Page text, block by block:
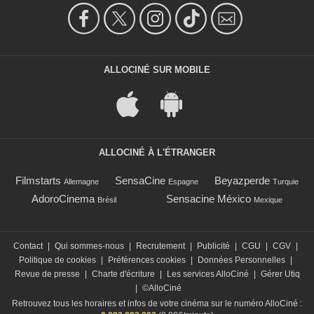
ALLOCINÉ SUR MOBILE
ALLOCINÉ À L'ÉTRANGER
Filmstarts Allemagne SensaCine Espagne Beyazperde Turquie
AdoroCinema Brésil Sensacine México Mexique
Contact Qui sommes-nous Recrutement Publicité CGU CGV
Politique de cookies
Préférences cookies Données Personnelles
Revue de presse
Charte d'écriture Les services AlloCiné
Gérer Utiq
©AlloCiné
Retrouvez tous les horaires et infos de votre cinéma sur le numéro AlloCiné :